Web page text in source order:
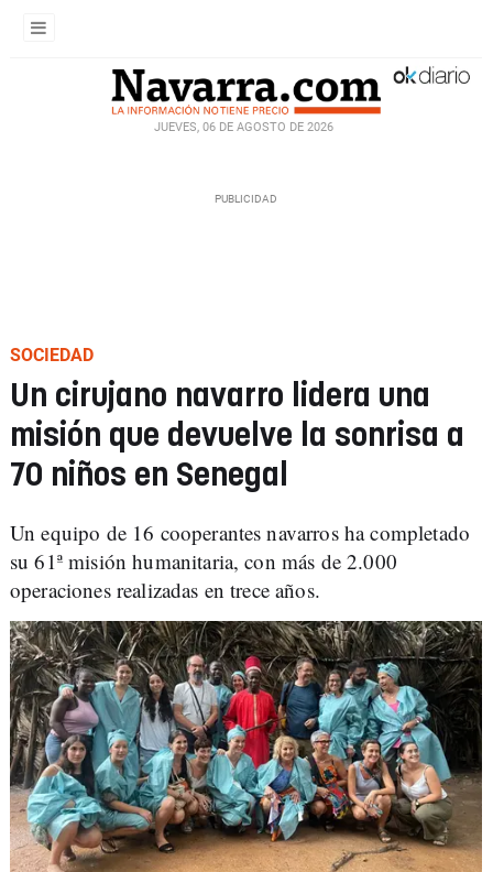
JUEVES, 06 DE AGOSTO DE 2026
SOCIEDAD
Un cirujano navarro lidera una
misión que devuelve la sonrisa a
70 niños en Senegal
Un equipo de 16 cooperantes navarros ha completado
su 61ª misión humanitaria, con más de 2.000
operaciones realizadas en trece años.